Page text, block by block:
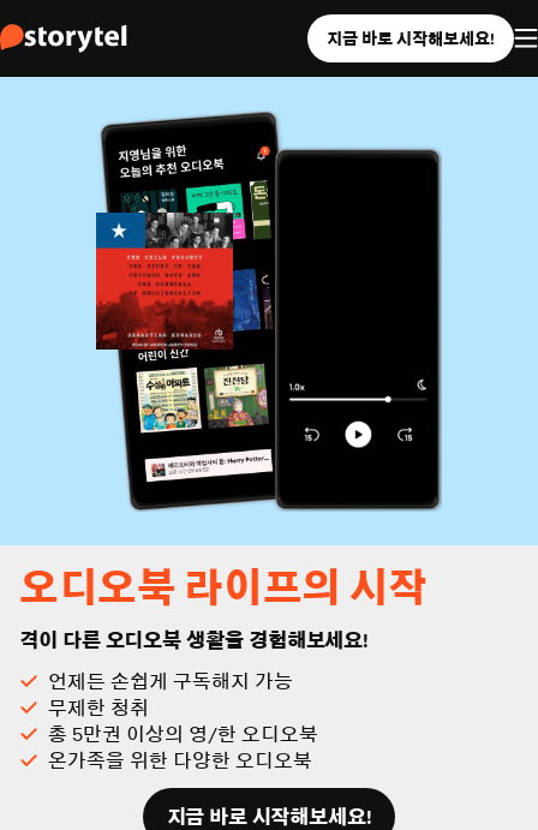
지금 바로 시작해보세요!
오디오북 라이프의 시작
격이 다른 오디오북 생활을 경험해보세요!
언제든 손쉽게 구독해지 가능
무제한 청취
총 5만권 이상의 영/한 오디오북
온가족을 위한 다양한 오디오북
지금 바로 시작해보세요!